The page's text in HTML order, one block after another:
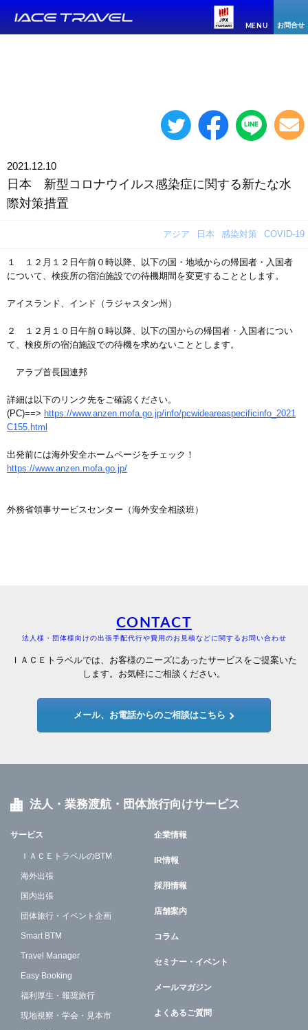
MENU お問合せ
2021.12.10
日本 新型コロナウイルス感染症に関する新たな水
際対策措置
アジア 日本 感染対策 COVID-19
１ １２月１２日午前０時以降、以下の国・地域からの帰国者・入国者
について、検疫所の宿泊施設での待機期間を変更することとします。
アイスランド、インド（ラジャスタン州）
２ １２月１０日午前０時以降、以下の国からの帰国者・入国者につい
て、検疫所の宿泊施設での待機を求めないこととします。
アラブ首長国連邦
詳細は以下のリンク先をご確認ください。
(PC)==> https://www.anzen.mofa.go.jp/info/pcwideareaspecificinfo_2021
C155.html
出発前には海外安全ホームページをチェック！
https://www.anzen.mofa.go.jp/
外務省領事サービスセンター（海外安全相談班）
CONTACT
法人様・団体様向けの出張手配代行や費用のお見積などに関するお問い合わせ
ＩＡＣＥトラベルでは、お客様のニーズにあったサービスをご提案いた
します。お気軽にご相談ください。
メール、お電話からのご相談はこちら
法人・業務渡航・団体旅行向けサービス
サービス
ＩＡＣＥトラベルのBTM
海外出張
国内出張
団体旅行・イベント企画
Smart BTM
Travel Manager
Easy Booking
福利厚生・報奨旅行
現地視察・学会・見本市
企業情報
IR情報
採用情報
店舗案内
コラム
セミナー・イベント
メールマガジン
よくあるご質問